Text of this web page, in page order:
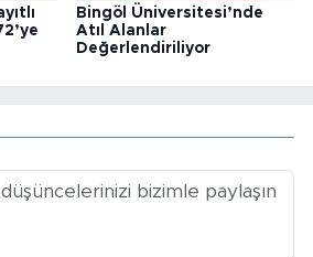
Bingöl Üniversitesi’nde
Atıl Alanlar
Değerlendiriliyor